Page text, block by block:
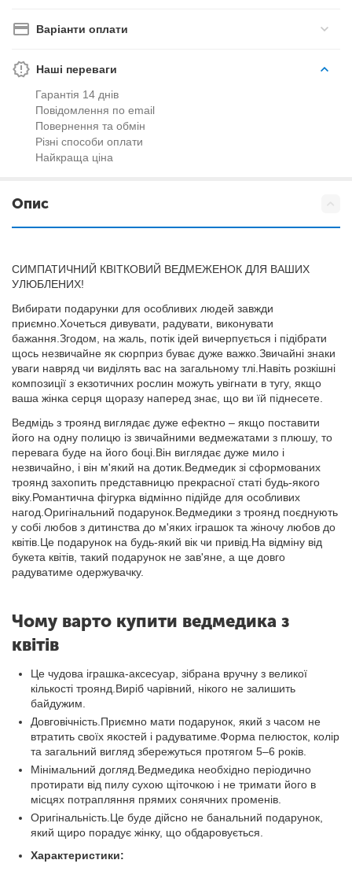
Варіанти оплати
Наші переваги
Гарантія 14 днів
Повідомлення по email
Повернення та обмін
Різні способи оплати
Найкраща ціна
Опис
СИМПАТИЧНИЙ КВІТКОВИЙ ВЕДМЕЖЕНОК ДЛЯ ВАШИХ
УЛЮБЛЕНИХ!
Вибирати подарунки для особливих людей завжди
приємно.Хочеться дивувати, радувати, виконувати
бажання.Згодом, на жаль, потік ідей вичерпується і підібрати
щось незвичайне як сюрприз буває дуже важко.Звичайні знаки
уваги навряд чи виділять вас на загальному тлі.Навіть розкішні
композиції з екзотичних рослин можуть увігнати в тугу, якщо
ваша жінка серця щоразу наперед знає, що ви їй піднесете.
Ведмідь з троянд виглядає дуже ефектно – якщо поставити
його на одну полицю із звичайними ведмежатами з плюшу, то
перевага буде на його боці.Він виглядає дуже мило і
незвичайно, і він м'який на дотик.Ведмедик зі сформованих
троянд захопить представницю прекрасної статі будь-якого
віку.Романтична фігурка відмінно підійде для особливих
нагод.Оригінальний подарунок.Ведмедики з троянд поєднують
у собі любов з дитинства до м'яких іграшок та жіночу любов до
квітів.Це подарунок на будь-який вік чи привід.На відміну від
букета квітів, такий подарунок не зав'яне, а ще довго
радуватиме одержувачку.
Чому варто купити ведмедика з
квітів
Це чудова іграшка-аксесуар, зібрана вручну з великої
кількості троянд.Виріб чарівний, нікого не залишить
байдужим.
Довговічність.Приємно мати подарунок, який з часом не
втратить своїх якостей і радуватиме.Форма пелюсток, колір
та загальний вигляд збережуться протягом 5–6 років.
Мінімальний догляд.Ведмедика необхідно періодично
протирати від пилу сухою щіточкою і не тримати його в
місцях потрапляння прямих сонячних променів.
Оригінальність.Це буде дійсно не банальний подарунок,
який щиро порадує жінку, що обдаровується.
Характеристики: